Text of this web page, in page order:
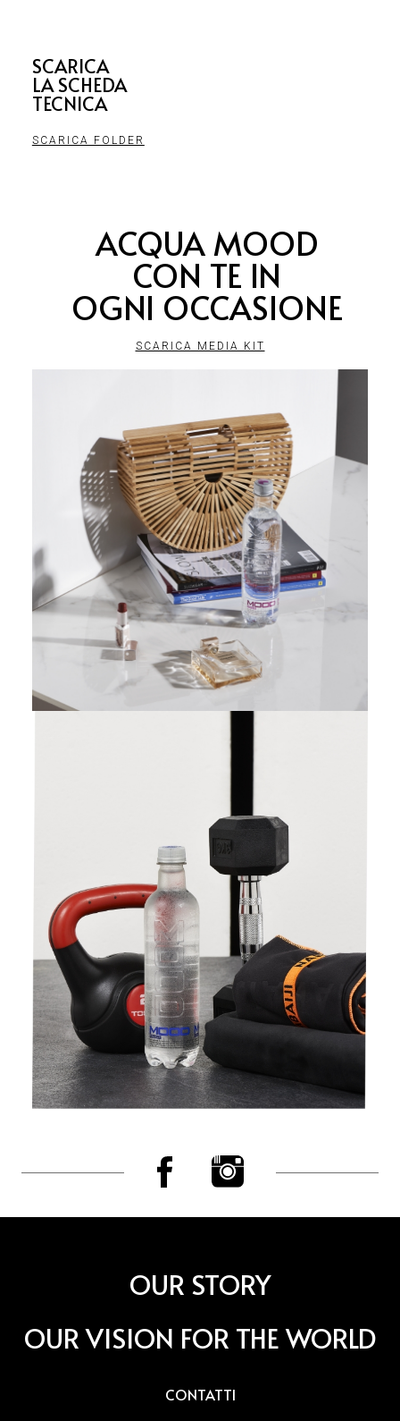
SCARICA
LA SCHEDA
TECNICA
SCARICA FOLDER
ACQUA MOOD
CON TE IN
OGNI OCCASIONE
SCARICA MEDIA KIT
OUR STORY
OUR VISION FOR THE WORLD
CONTATTI